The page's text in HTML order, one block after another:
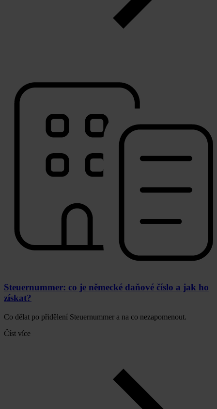
Steuernummer: co je německé daňové číslo a jak ho
získat?
Co dělat po přidělení Steuernummer a na co nezapomenout.
Číst více